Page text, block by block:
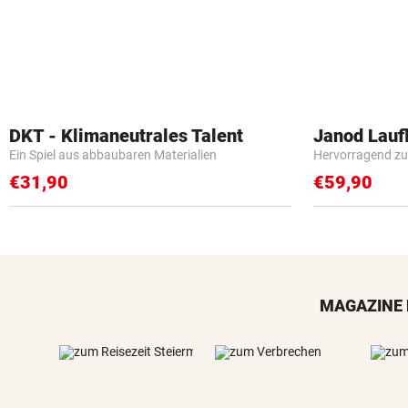
DKT - Klimaneutrales Talent
Ein Spiel aus abbaubaren Materialien
€31,90
Janod
Hervorragend
€59,90
MAGAZINE